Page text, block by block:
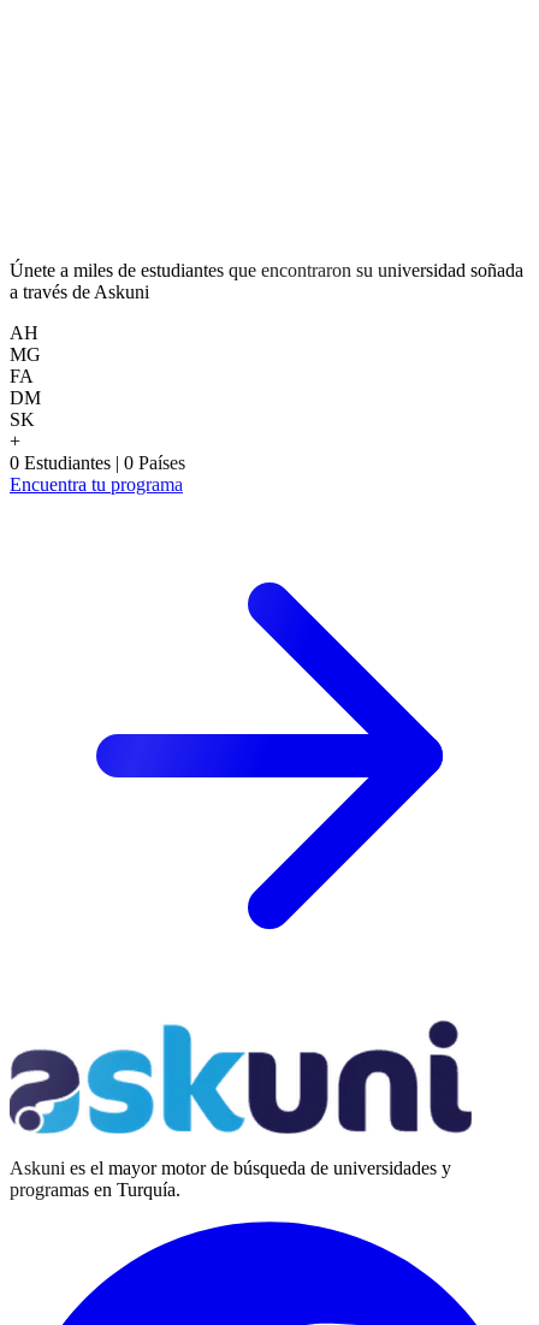
Únete a miles de estudiantes que encontraron su universidad soñada
a través de Askuni
AH
MG
FA
DM
SK
+
0 Estudiantes | 0 Países
Encuentra tu programa
Askuni es el mayor motor de búsqueda de universidades y
programas en Turquía.